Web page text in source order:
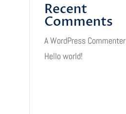
Recent
Comments
A WordPress Commenter
Hello world!